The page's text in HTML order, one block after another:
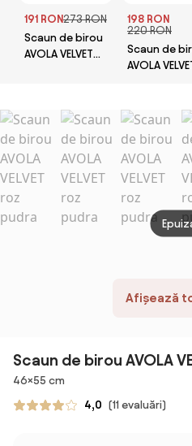
191 RON273 RON
Scaun de birou
AVOLA VELVET
198 RON
220 RON
Scaun de
AVOLA
Afișează
Scaun de birou AVOLA
Dimensiuni
46×55 cm
4,0 (11 evaluări)